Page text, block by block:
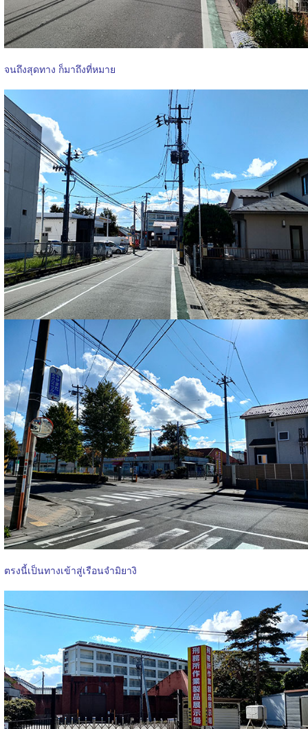
จนถึงสุดทาง ก็มาถึงที่หมาย
ตรงนี้เป็นทางเข้าสู่เรือนจำมิยางิ